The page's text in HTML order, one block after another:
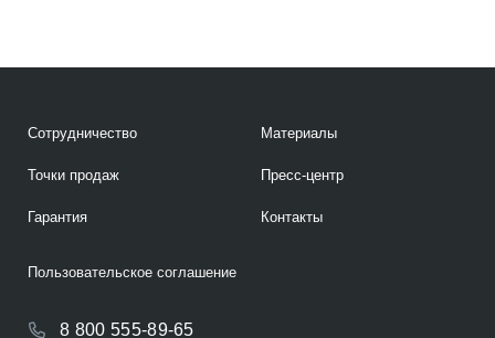
Сотрудничество
Точки продаж
Гарантия
Материалы
Пресс-центр
Контакты
8 800 555-89-65
Пользовательское соглашение